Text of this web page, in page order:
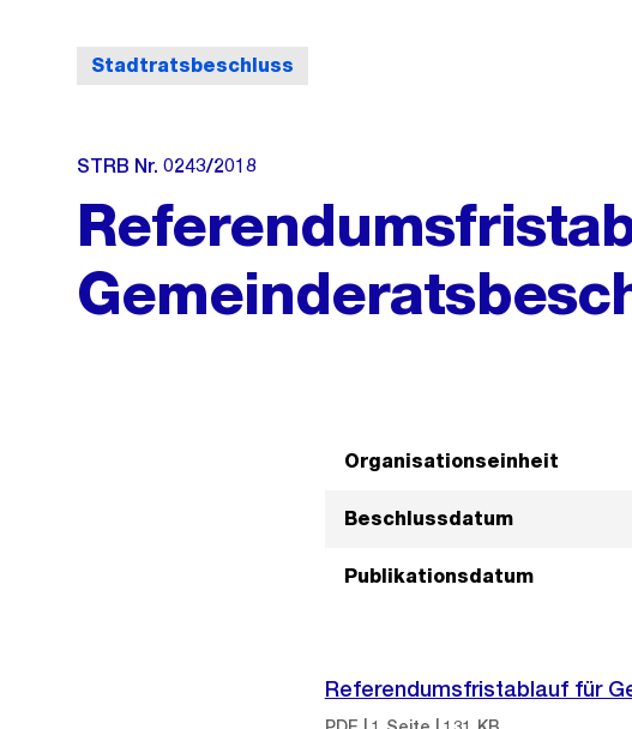
Stadtratsbeschluss
STRB Nr. 0243/2018
Organisationseinheit
Beschlussdatum
Publikationsdatum
Referendumsfristablauf für